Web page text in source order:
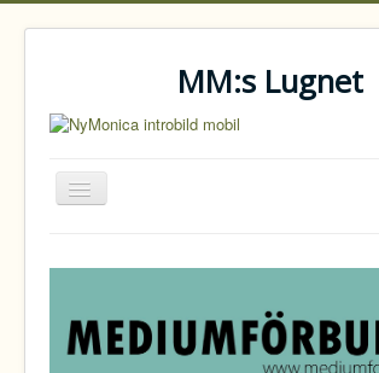
MM:s Lugnet
Visa/dölj
navigering
Kontakt